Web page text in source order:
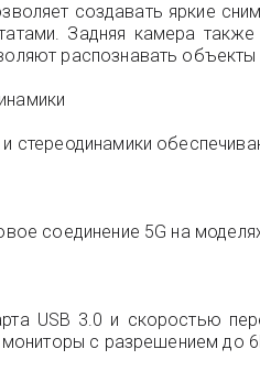
создавать яркие
Задняя камера
распознавать
стереодинамики
соединение 5G на
USB 3.0 и скоростью
с разрешением до